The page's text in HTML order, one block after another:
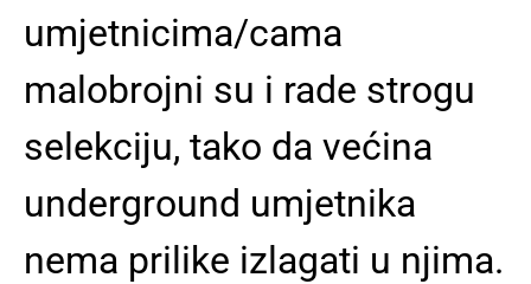
umjetnicima/cama
malobrojni su i rade strogu
selekciju, tako da većina
underground umjetnika
nema prilike izlagati u njima.